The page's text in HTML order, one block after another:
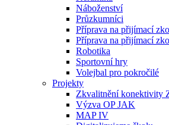
Náboženství
Průzkumníci
Příprava na přijímací
Příprava na přijímací
Robotika
Sportovní hry
Volejbal pro pokročilé
Projekty
Zkvalitnění konektivity
Výzva OP JAK
MAP IV